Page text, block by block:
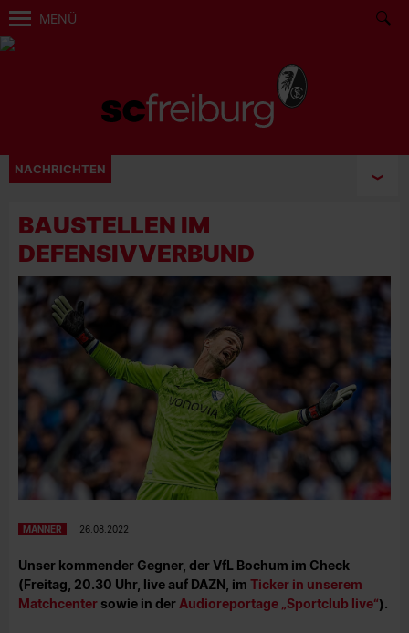
MENÜ
NACHRICHTEN
BAUSTELLEN IM
DEFENSIVVERBUND
MÄNNER 26.08.2022
Unser kommender Gegner, der VfL Bochum im Check
(Freitag, 20.30 Uhr, live auf DAZN, im Ticker in unserem
Matchcenter sowie in der Audioreportage „Sportclub live“).